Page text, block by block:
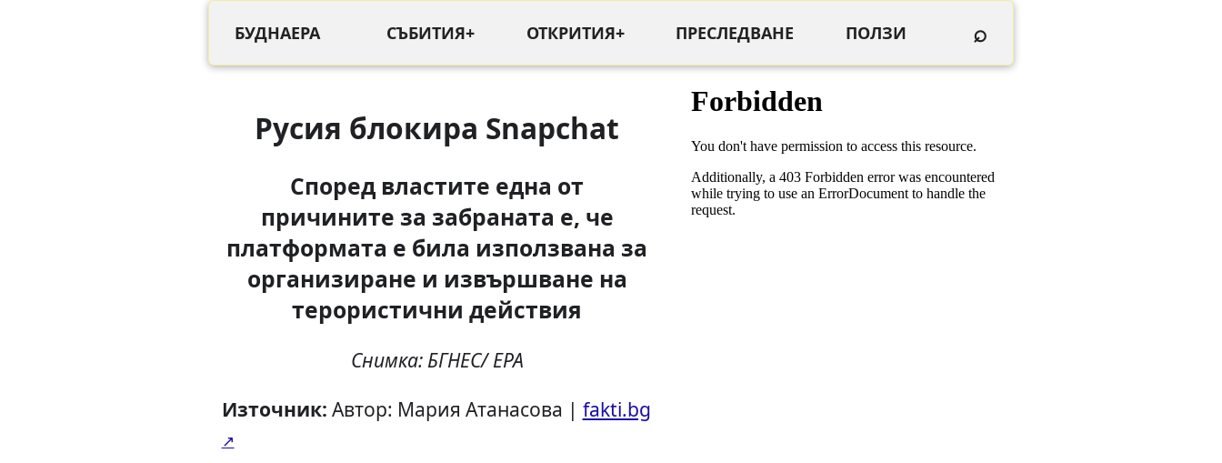
БУДНАЕРА СЪБИТИЯ+ ОТКРИТИЯ+ ПРЕСЛЕДВАНЕ ПОЛЗИ ⌕
Русия блокира Snapchat
Според властите една от
причините за забраната е, че
платформата е била използвана за
организиране и извършване на
терористични действия
Снимка: БГНЕС/ EPA
Източник: Автор: Мария Атанасова | fakti.bg